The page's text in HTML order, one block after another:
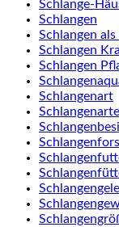
Schlange-
Schlangen
Schlangen
Schlangen
Schlangen
Schlangenart